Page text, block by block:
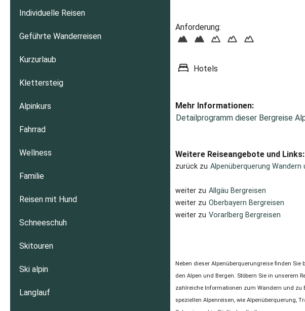
Anforderung:
Hotels
Mehr Informationen:
Detailprogramm dieser Bergreise
Weitere Reiseangebote und Links:
zurück zu Alpenüberquerung Wandern
weiter zu Allgäu Bergreisen
weiter zu Oberbayern Bergreisen
weiter zu Vorarlberg Bergreisen
Neben dieser Alpenüberquerungreise finden
den Alpen und Bergen. Stöbern Sie in unserem
zahlreiche Informationen zum Wandern und zu
speziellen Alpenreisen, wie Alpenüberquerung,
Individuelle Reisen
Geführte Wanderreisen
Kurzurlaub
Klettersteig
Alpinkurs
Fahrrad
Wellness
Familie
Reisen mit Hund
Schneeschuh
Skitouren
Ski alpin
Langlauf